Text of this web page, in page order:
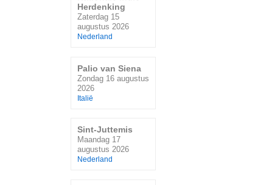
Herdenking
Zaterdag 15
augustus 2026
Nederland
Palio van Siena
Zondag 16 augustus
2026
Italië
Sint-Juttemis
Maandag 17
augustus 2026
Nederland